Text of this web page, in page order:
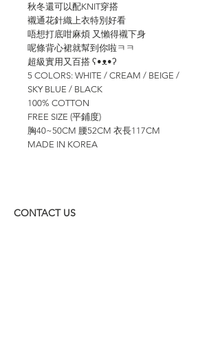
秋冬還可以配KNIT穿搭
襯通花針織上衣特別好看
唔想打底咁麻煩 又懶得襯下身
呢條背心裙就幫到你啦ㅋㅋ
超級實用又百搭 ʕ•ᴥ•ʔ
5 COLORS: WHITE / CREAM / BEIGE /
SKY BLUE / BLACK
100% COTTON
FREE SIZE (平鋪度)
胸40~50CM 腰52CM 衣長117CM
MADE IN KOREA
CONTACT US